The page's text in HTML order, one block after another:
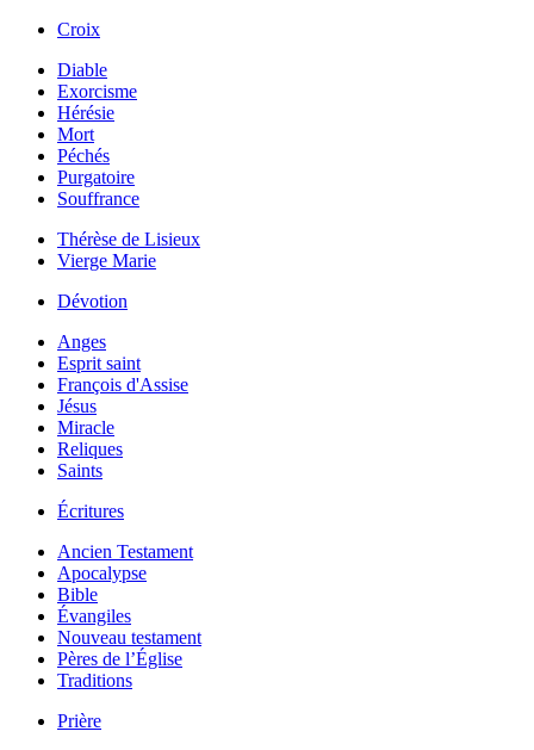
Croix
Diable
Exorcisme
Hérésie
Mort
Péchés
Purgatoire
Souffrance
Thérèse de Lisieux
Vierge Marie
Dévotion
Anges
Esprit saint
François d'Assise
Jésus
Miracle
Reliques
Saints
Écritures
Ancien Testament
Apocalypse
Bible
Évangiles
Nouveau testament
Pères de l’Église
Traditions
Prière